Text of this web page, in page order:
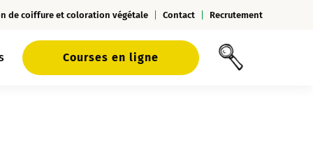
de coiffure et coloration végétale Contact Recrutement
Courses en ligne